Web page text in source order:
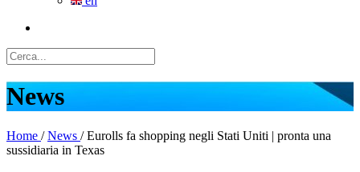
News
Home / News / Eurolls fa shopping negli Stati Uniti | pronta una
sussidiaria in Texas